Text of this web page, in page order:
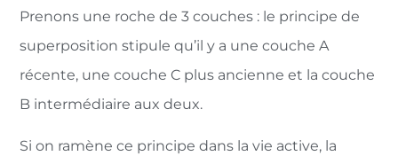
Prenons une roche de 3 couches : le principe de
superposition stipule qu’il y a une couche A
récente, une couche C plus ancienne et la couche
B intermédiaire aux deux.
Si on ramène ce principe dans la vie active, la